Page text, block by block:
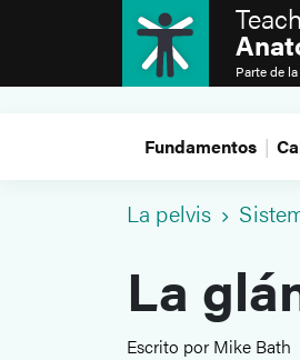
Parte de la
Fundamentos
La pelvis
La
Escrito por Mike Bath